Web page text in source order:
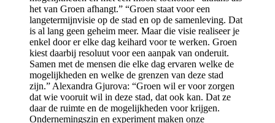
het van Groen afhangt.” “Groen staat voor een
langetermijnvisie op de stad en op de samenleving. Dat
is al lang geen geheim meer. Maar die visie realiseer je
enkel door er elke dag keihard voor te werken. Groen
kiest daarbij resoluut voor een aanpak van onderuit.
Samen met de mensen die elke dag ervaren welke de
mogelijkheden en welke de grenzen van deze stad
zijn.” Alexandra Gjurova: “Groen wil er voor zorgen
dat wie vooruit wil in deze stad, dat ook kan. Dat ze
daar de ruimte en de mogelijkheden voor krijgen.
Ondernemingszin en experiment maken onze